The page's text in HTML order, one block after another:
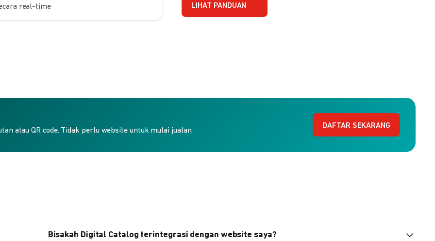
real-time
LIHAT PANDUAN
atau QR code. Tidak perlu website untuk mulai jualan.
DAFTAR SEKARANG
Bisakah Digital Catalog terintegrasi dengan website saya?